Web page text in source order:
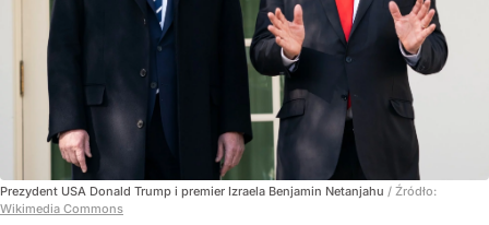
Prezydent USA Donald Trump i premier Izraela Benjamin Netanjahu / Źródło:
Wikimedia Commons